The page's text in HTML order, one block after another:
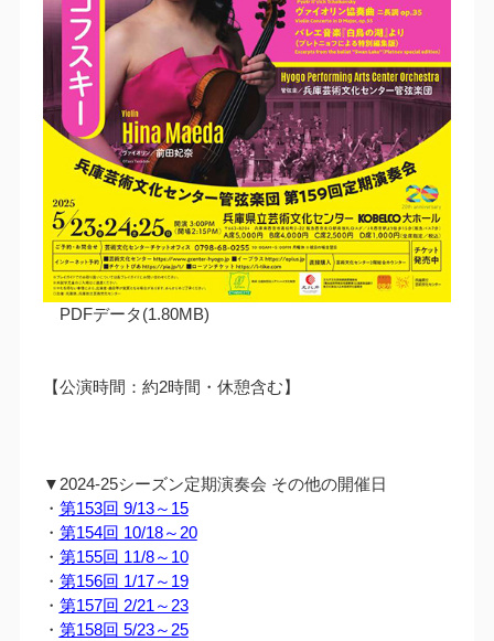
PDFデータ(1.80MB)
【公演時間：約2時間・休憩含む】
▼2024-25シーズン定期演奏会 その他の開催日
・ 第153回 9/13～15
・ 第154回 10/18～20
・ 第155回 11/8～10
・ 第156回 1/17～19
・ 第157回 2/21～23
・ 第158回 5/23～25